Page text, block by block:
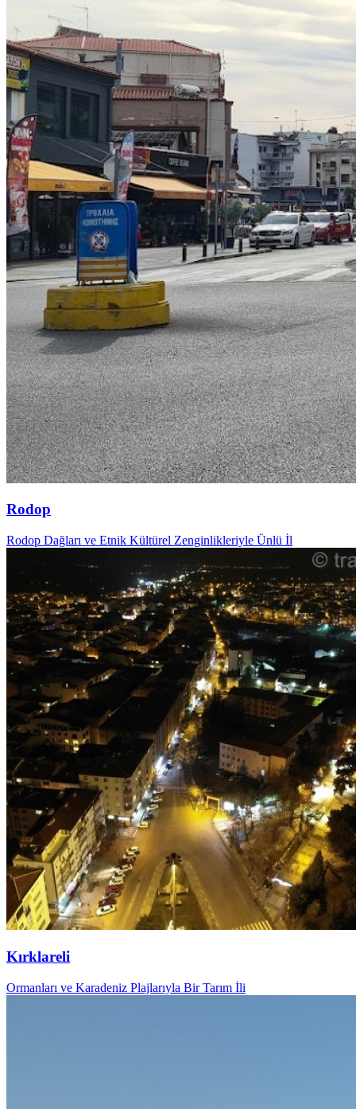
Rodop
Rodop Dağları ve Etnik Kültürel Zenginlikleriyle Ünlü İl
Kırklareli
Ormanları ve Karadeniz Plajlarıyla Bir Tarım İli